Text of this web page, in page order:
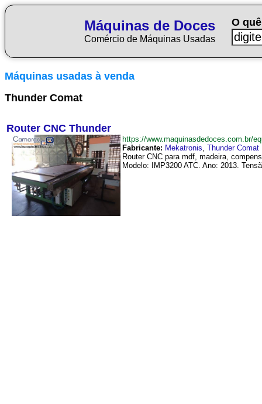
Máquinas de Doces
Comércio de Máquinas Usadas
O
Máquinas usadas à venda
Thunder Comat
Router CNC Thunder
https://www.maquinasdedoces.com.br/
Fabricante: Mekatronis, Thunder Comat
Router CNC para mdf, madeira,
Modelo: IMP3200 ATC. Ano: 2013.